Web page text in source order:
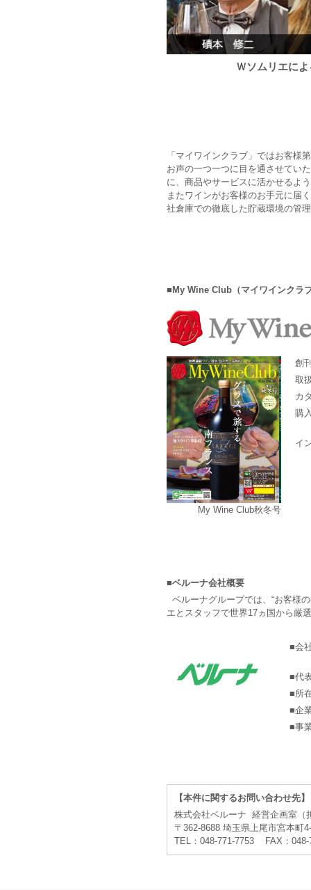
Ｗソムリエに
「マイワインクラブ」ではお客様
お声の一つ一つに目を通させてい
に、商品やサービスに活かせるよ
またワインがお客様のお手元に届
社倉庫での徹底した貯蔵環境の管
■My Wine Club（マイワインクラ
My Wine Club秋冬号
創
取
カ
購
イ
■ベルーナ会社概要
ベルーナグループでは、“お客様
エとスタッフで世界17ヵ国から厳
■会
■代
■所
■企
■事
【本件に関するお問い合わせ先】
株式会社ベルーナ 経営企画室（
〒362-8688 埼玉県上尾市宮本町
TEL：048-771-7753 FAX：